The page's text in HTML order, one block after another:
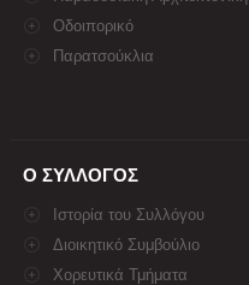
Οδοιπορικό
Παρατσούκλια
Ο ΣΥΛΛΟΓΟΣ
Ιστορία του Συλλόγου
Διοικητικό Συμβούλιο
Χορευτικά Τμήματα